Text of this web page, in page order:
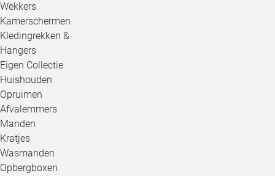
Wekkers
Kamerschermen
Kledingrekken &
Hangers
Eigen Collectie
Huishouden
Opruimen
Afvalemmers
Manden
Kratjes
Wasmanden
Opbergboxen